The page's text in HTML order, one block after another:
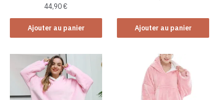
44,90€
Ajouter au panier Ajouter au panier